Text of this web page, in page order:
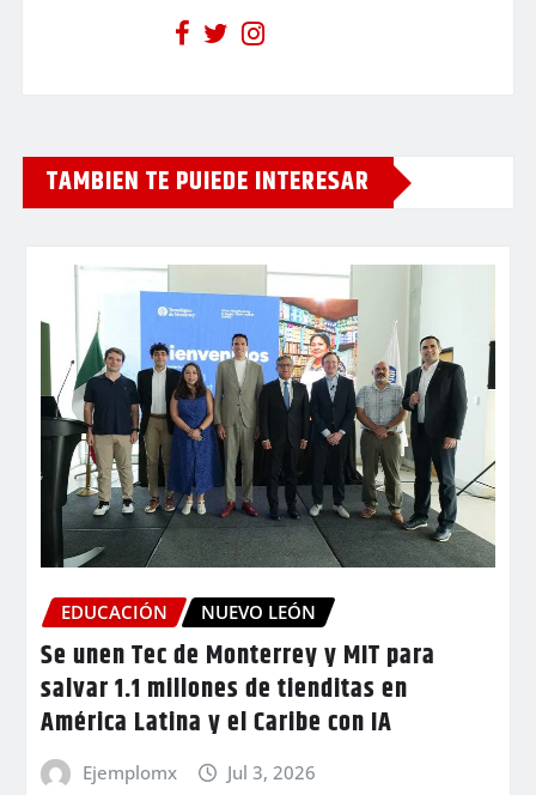
TAMBIEN TE PUIEDE INTERESAR
EDUCACIÓN NUEVO LEÓN
Se unen Tec de Monterrey y MIT para
salvar 1.1 millones de tienditas en
América Latina y el Caribe con IA
Ejemplomx Jul 3, 2026